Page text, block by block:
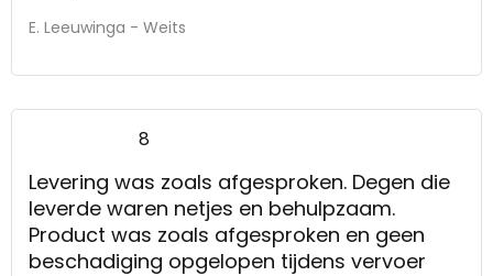
E. Leeuwinga - Weits
8
Levering was zoals afgesproken. Degen die
leverde waren netjes en behulpzaam.
Product was zoals afgesproken en geen
beschadiging opgelopen tijdens vervoer